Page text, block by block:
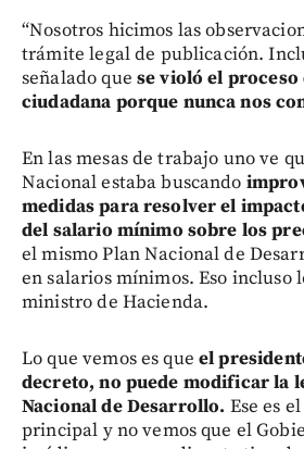
“Nosotros hicimos las
trámite legal de publicación.
señalado que se violó el proceso
ciudadana porque nunca nos
En las mesas de trabajo uno ve
Nacional estaba buscando
medidas para resolver el
del salario mínimo sobre los
el mismo Plan Nacional de
en salarios mínimos. Eso incluso
ministro de Hacienda.
Lo que vemos es que el
decreto, no puede modificar la
Nacional de Desarrollo. Ese es
principal y no vemos que el